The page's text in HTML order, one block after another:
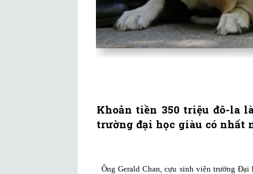
Khoản tiền 350 triệu đô-la
trường đại học giàu có nhất
Ông Gerald Chan, cựu sinh viên trường